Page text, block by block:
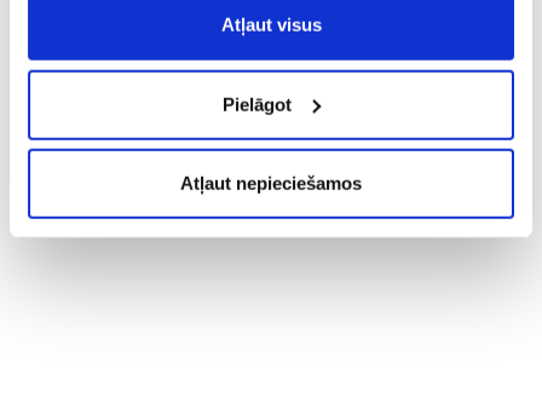
Atļaut visus
Pielāgot
Atļaut nepieciešamos